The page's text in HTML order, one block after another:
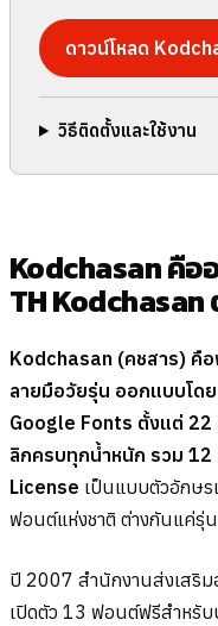
ดาวน์โหลด
วิธีติดตั้งและใช้งาน
Kodchasan คือ
TH Kodchasan
Kodchasan (คชสาร) คื
ลายมือวัยรุ่น ออกแบบโด
Google Fonts ตั้งแต่
ลิกครบทุกน้ำหนัก รวม 12
License เป็นแบบตัวอักษร
ฟอนต์แห่งชาติ ต่างกันแค่รุ่
ปี 2007 สำนักงานส่งเสริม
เปิดตัว 13 ฟอนต์ฟรีสำหรับ